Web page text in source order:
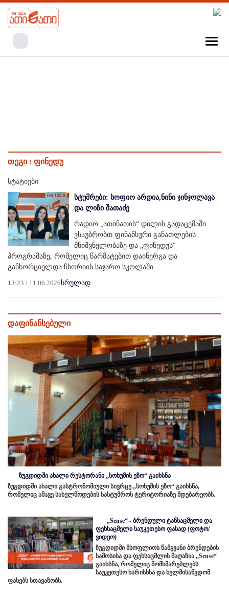
თეგი : ფინედუ
სტატიები
სტუმრები: სოფიო არდია,ნინი ჯინჯოლავა
და ლიზი შათაძე
რადიო „ათინათის“ დილის გადაცემაში
ვსაუბრობთ ფინანსური განათლების
მნიშვნელობაზე და „ფინედუს“
პროგრამაზე, რომელიც წარმატებით დაინერგა და
განხორციელდა ჩხორიის საჯარო სკოლაში.
13:23 / 11.06.2026სრულად
დაფინანსებული
ზუგდიდში ახალი რესტორანი „სოხუმის ეზო“ გაიხსნა
ზუგდიდში ახალი გასტრონომიული სივრცე „სოხუმის ეზო“ გაიხსნა,
რომელიც ამავე სახელწოდების სასტუმროს ტერიტორიაზე მდებარეობს.
„Sense“ - ბრენდული ტანსაცმელი და
ფეხსაცმელი საუკეთესო ფასად (ფოტო/
ვიდეო)
ზუგდიდში მსოფლიოს წამყვანი ბრენდების
სამოსისა და ფეხსაცმლის მაღაზია „Sense“
გაიხსნა, რომელიც მომხმარებლებს
საუკეთესო ხარისხსა და ხელმისაწვდომ
ფასებს სთავაზობს.